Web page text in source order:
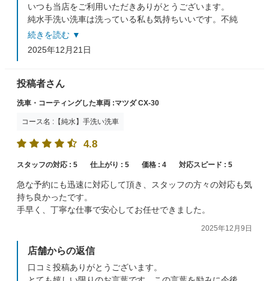
いつも当店をご利用いただきありがとうございます。
純水手洗い洗車は洗っている私も気持ちいいです。不純
物がないのでスベスベ感、光沢アップが期待できます♬
またのご利用をお待ちしております。
続きを読む ▼
2025年12月21日
投稿者さん
洗車・コーティングした車両 :マツダ CX-30
コース名 :【純水】手洗い洗車
4.8
スタッフの対応 : 5 仕上がり : 5 価格 : 4 対応スピード : 5
急な予約にも迅速に対応して頂き、スタッフの方々の対応も気
持ち良かったです。
手早く、丁寧な仕事で安心してお任せできました。
2025年12月9日
店舗からの返信
口コミ投稿ありがとうございます。